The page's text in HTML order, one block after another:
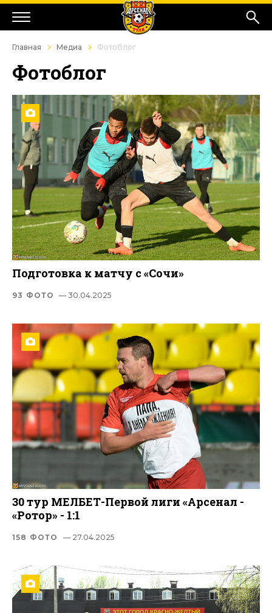
Главная Медиа Фотоблог
Фотоблог
Подготовка к матчу с «Сочи»
93 ФОТО — 30.04.2025
30 тур МЕЛБЕТ-Первой лиги «Арсенал -
«Ротор» - 1:1
158 ФОТО — 27.04.2025